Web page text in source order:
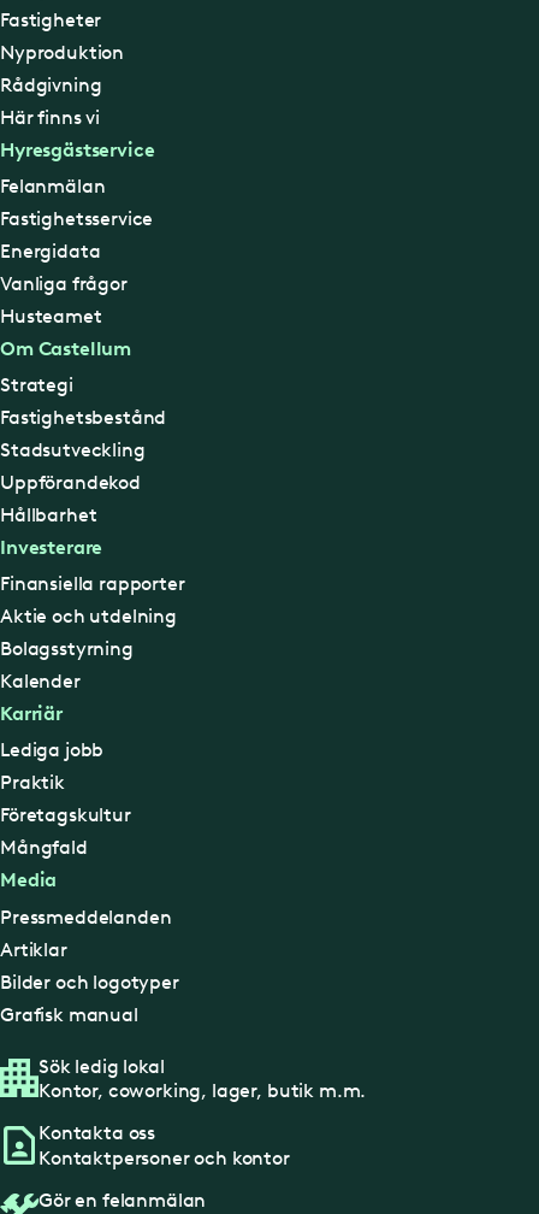
Fastigheter
Nyproduktion
Rådgivning
Här finns vi
Hyresgästservice
Felanmälan
Fastighetsservice
Energidata
Vanliga frågor
Husteamet
Om Castellum
Strategi
Fastighetsbestånd
Stadsutveckling
Uppförandekod
Hållbarhet
Investerare
Finansiella rapporter
Aktie och utdelning
Bolagsstyrning
Kalender
Karriär
Lediga jobb
Praktik
Företagskultur
Mångfald
Media
Pressmeddelanden
Artiklar
Bilder och logotyper
Grafisk manual
Sök ledig lokal
Kontor, coworking, lager, butik m.m.
Kontakta oss
Kontaktpersoner och kontor
Gör en felanmälan